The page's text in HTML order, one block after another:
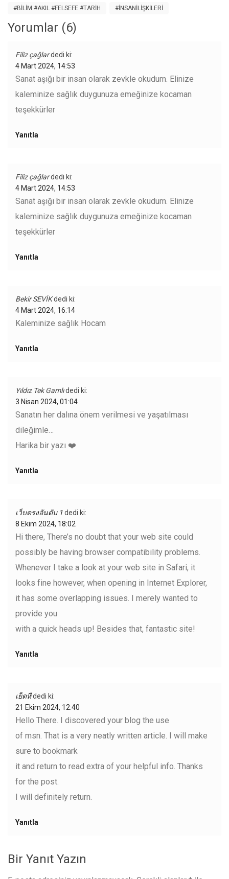
#BILIM #AKIL #FELSEFE #TARIH #INSANILIŞKILERI
Yorumlar (6)
Filiz çağlardedi ki:
4 Mart 2024, 14:53
Sanat aşığı bir insan olarak zevkle okudum. Elinize
kaleminize sağlık duygunuza emeğinize kocaman
teşekkürler
Yanıtla
Filiz çağlardedi ki:
4 Mart 2024, 14:53
Sanat aşığı bir insan olarak zevkle okudum. Elinize
kaleminize sağlık duygunuza emeğinize kocaman
teşekkürler
Yanıtla
Bekir SEVİKdedi ki:
4 Mart 2024, 16:14
Kaleminize sağlık Hocam
Yanıtla
Yıldız Tek Gamlıdedi ki:
3 Nisan 2024, 01:04
Sanatın her dalına önem verilmesi ve yaşatılması
dileğimle…
Harika bir yazı ❤️
Yanıtla
เว็บตรงอันดับ 1dedi ki:
8 Ekim 2024, 18:02
Hi there, There’s no doubt that your web site could
possibly be having browser compatibility problems.
Whenever I take a look at your web site in Safari, it
looks fine however, when opening in Internet Explorer,
it has some overlapping issues. I merely wanted to
provide you
with a quick heads up! Besides that, fantastic site!
Yanıtla
เย็ดหืdedi ki:
21 Ekim 2024, 12:40
Hello There. I discovered your blog the use
of msn. That is a very neatly written article. I will make
sure to bookmark
it and return to read extra of your helpful info. Thanks
for the post.
I will definitely return.
Yanıtla
Bir Yanıt Yazın